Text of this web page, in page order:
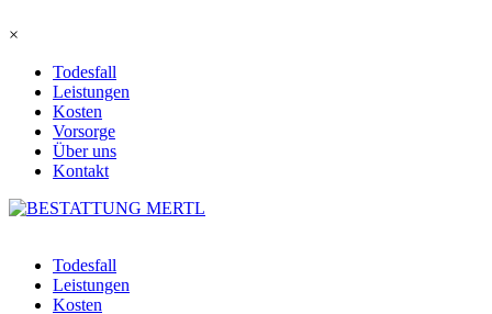
×
Todesfall
Leistungen
Kosten
Vorsorge
Über uns
Kontakt
Todesfall
Leistungen
Kosten